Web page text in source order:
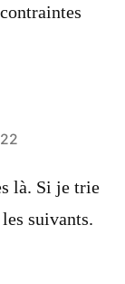
là. Si je trie
suivants.